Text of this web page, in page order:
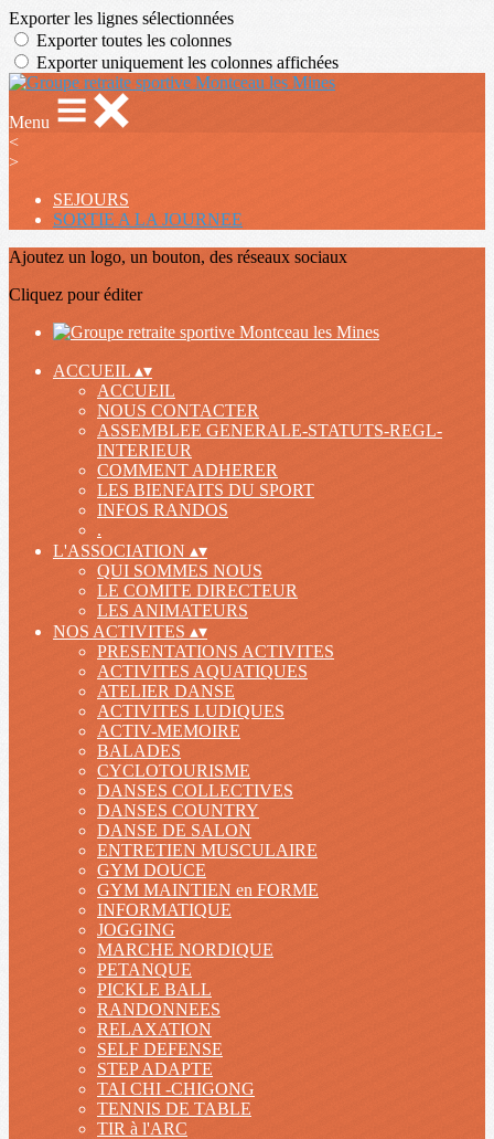
Exporter les lignes sélectionnées
Exporter toutes les colonnes
Exporter uniquement les colonnes affichées
Menu
<
>
SEJOURS
SORTIE A LA JOURNEE
Ajoutez un logo, un bouton, des réseaux sociaux
Cliquez pour éditer
ACCUEIL ▴▾
ACCUEIL
NOUS CONTACTER
ASSEMBLEE GENERALE-STATUTS-REGL-
INTERIEUR
COMMENT ADHERER
LES BIENFAITS DU SPORT
INFOS RANDOS
.
L'ASSOCIATION ▴▾
QUI SOMMES NOUS
LE COMITE DIRECTEUR
LES ANIMATEURS
NOS ACTIVITES ▴▾
PRESENTATIONS ACTIVITES
ACTIVITES AQUATIQUES
ATELIER DANSE
ACTIVITES LUDIQUES
ACTIV-MEMOIRE
BALADES
CYCLOTOURISME
DANSES COLLECTIVES
DANSES COUNTRY
DANSE DE SALON
ENTRETIEN MUSCULAIRE
GYM DOUCE
GYM MAINTIEN en FORME
INFORMATIQUE
JOGGING
MARCHE NORDIQUE
PETANQUE
PICKLE BALL
RANDONNEES
RELAXATION
SELF DEFENSE
STEP ADAPTE
TAI CHI -CHIGONG
TENNIS DE TABLE
TIR à l'ARC